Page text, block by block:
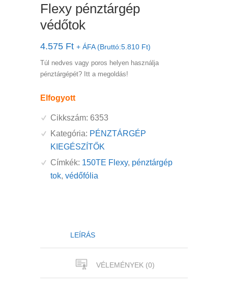
Flexy pénztárgép
védőtok
4.575 Ft + ÁFA (Bruttó:5.810 Ft)
Túl nedves vagy poros helyen használja
pénztárgépét? Itt a megoldás!
Elfogyott
Cikkszám: 6353
Kategória: PÉNZTÁRGÉP
KIEGÉSZÍTŐK
Címkék: 150TE Flexy, pénztárgép
tok, védőfólia
LEÍRÁS
VÉLEMÉNYEK (0)